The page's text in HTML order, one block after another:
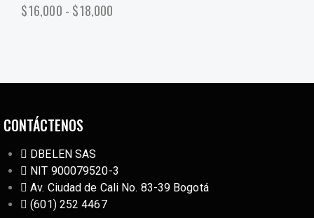
$16,000 - $18,000
CONTÁCTENOS
DBELEN SAS
NIT 900079520-3
Av. Ciudad de Cali No. 83-39 Bogotá
(601) 252 4467